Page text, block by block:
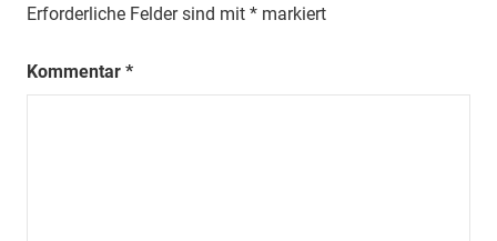
Erforderliche Felder sind mit * markiert
Kommentar *